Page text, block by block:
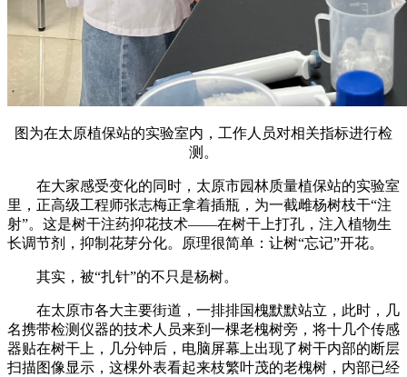
图为在太原植保站的实验室内，工作人员对相关指标进行检
测。
在大家感受变化的同时，太原市园林质量植保站的实验室
里，正高级工程师张志梅正拿着插瓶，为一截雌杨树枝干“注
射”。这是树干注药抑花技术——在树干上打孔，注入植物生
长调节剂，抑制花芽分化。原理很简单：让树“忘记”开花。
其实，被“扎针”的不只是杨树。
在太原市各大主要街道，一排排国槐默默站立，此时，几
名携带检测仪器的技术人员来到一棵老槐树旁，将十几个传感
器贴在树干上，几分钟后，电脑屏幕上出现了树干内部的断层
扫描图像显示，这棵外表看起来枝繁叶茂的老槐树，内部已经